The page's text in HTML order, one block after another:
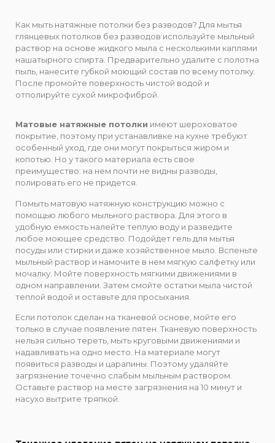
Как мыть натяжные потолки без разводов? Для мытья
глянцевых потолков без разводов используйте мыльный
раствор на основе жидкого мыла с несколькими каплями
нашатырного спирта. Предварительно удалите с полотна
пыль, нанесите губкой моющий состав по всему потолку.
После промойте поверхность чистой водой и
отполируйте сухой микрофиброй.
Матовые натяжные потолки имеют шероховатое
покрытие, поэтому при устанавливке на кухне требуют
особенный уход, где они могут покрыться жиром и
копотью. Но у такого материала есть свое
преимущество: на нем почти не видны разводы,
полировать его не придется.
Помыть матовую натяжную конструкцию можно с
помощью любого мыльного раствора. Для этого в
удобную емкость налейте теплую воду и разведите
любое моющее средство. Подойдет гель для мытья
посуды или стирки и даже хозяйственное мыло. Вспеньте
мыльный раствор и намочите в нем мягкую салфетку или
мочалку. Мойте поверхность мягкими движениями в
одном направлении. Затем смойте остатки мыла чистой
теплой водой и оставьте для просыхания.
Если потолок сделан на тканевой основе, мойте его
только в случае появление пятен. Тканевую поверхность
нельзя сильно тереть, мыть круговыми движениями и
надавливать на одно место. На материале могут
появиться разводы и царапины. Поэтому удаляйте
загрязнение точечно слабым мыльным раствором.
Оставьте раствор на месте загрязнения на 10 минут и
насухо вытрите тряпкой.